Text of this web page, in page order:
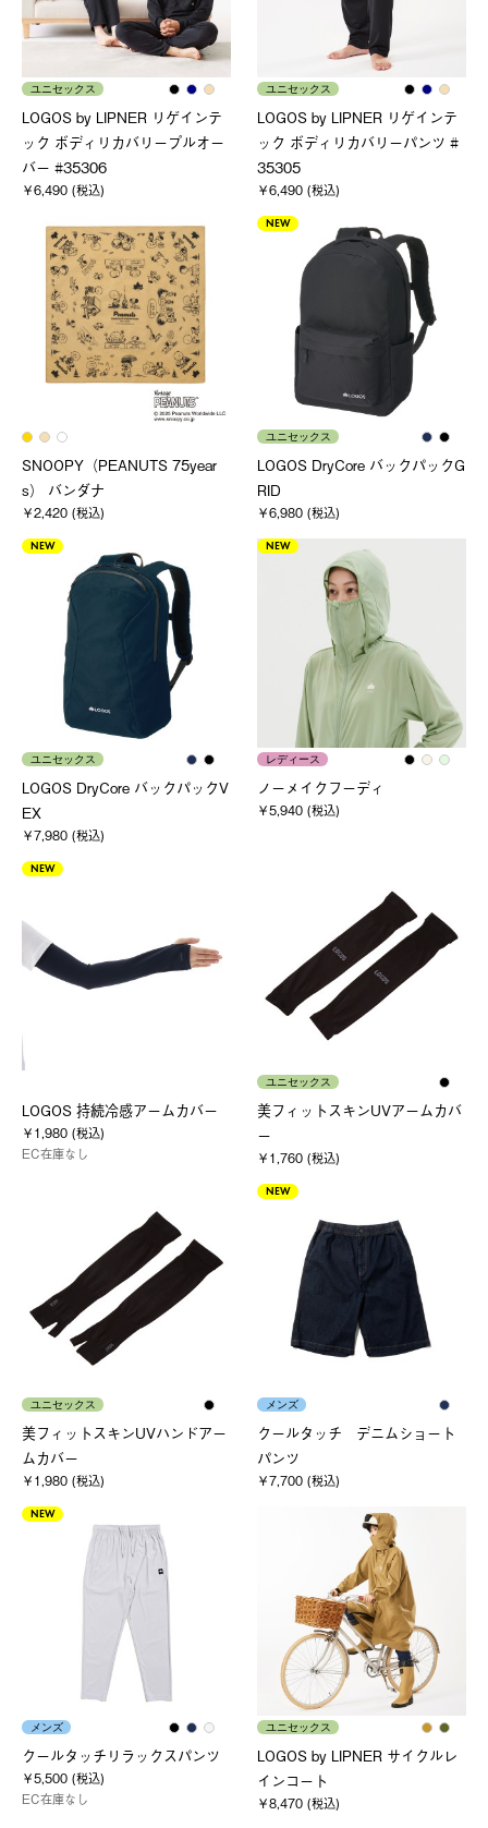
ユニセックス
LOGOS by LIPNER リゲインテ
ック ボディリカバリープルオー
バー #35306
￥6,490 (税込)
ユニセックス
LOGOS by LIPNER リゲインテ
ック ボディリカバリーパンツ #
35305
￥6,490 (税込)
SNOOPY（PEANUTS 75year
s） バンダナ
￥2,420 (税込)
NEW
ユニセックス
LOGOS DryCore バックパックG
RID
￥6,980 (税込)
NEW
ユニセックス
LOGOS DryCore バックパックV
EX
￥7,980 (税込)
NEW
レディース
ノーメイクフーディ
￥5,940 (税込)
NEW
LOGOS 持続冷感アームカバー
￥1,980 (税込)
EC在庫なし
ユニセックス
美フィットスキンUVアームカバ
ー
￥1,760 (税込)
ユニセックス
美フィットスキンUVハンドアー
ムカバー
￥1,980 (税込)
NEW
メンズ
クールタッチ デニムショート
パンツ
￥7,700 (税込)
NEW
メンズ
クールタッチリラックスパンツ
￥5,500 (税込)
EC在庫なし
ユニセックス
LOGOS by LIPNER サイクルレ
インコート
￥8,470 (税込)